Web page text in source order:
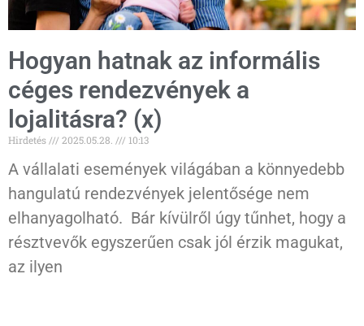
Hogyan hatnak az informális
céges rendezvények a
lojalitásra? (x)
Hirdetés 2025.05.28. 10:13
A vállalati események világában a könnyedebb
hangulatú rendezvények jelentősége nem
elhanyagolható. Bár kívülről úgy tűnhet, hogy a
résztvevők egyszerűen csak jól érzik magukat,
az ilyen